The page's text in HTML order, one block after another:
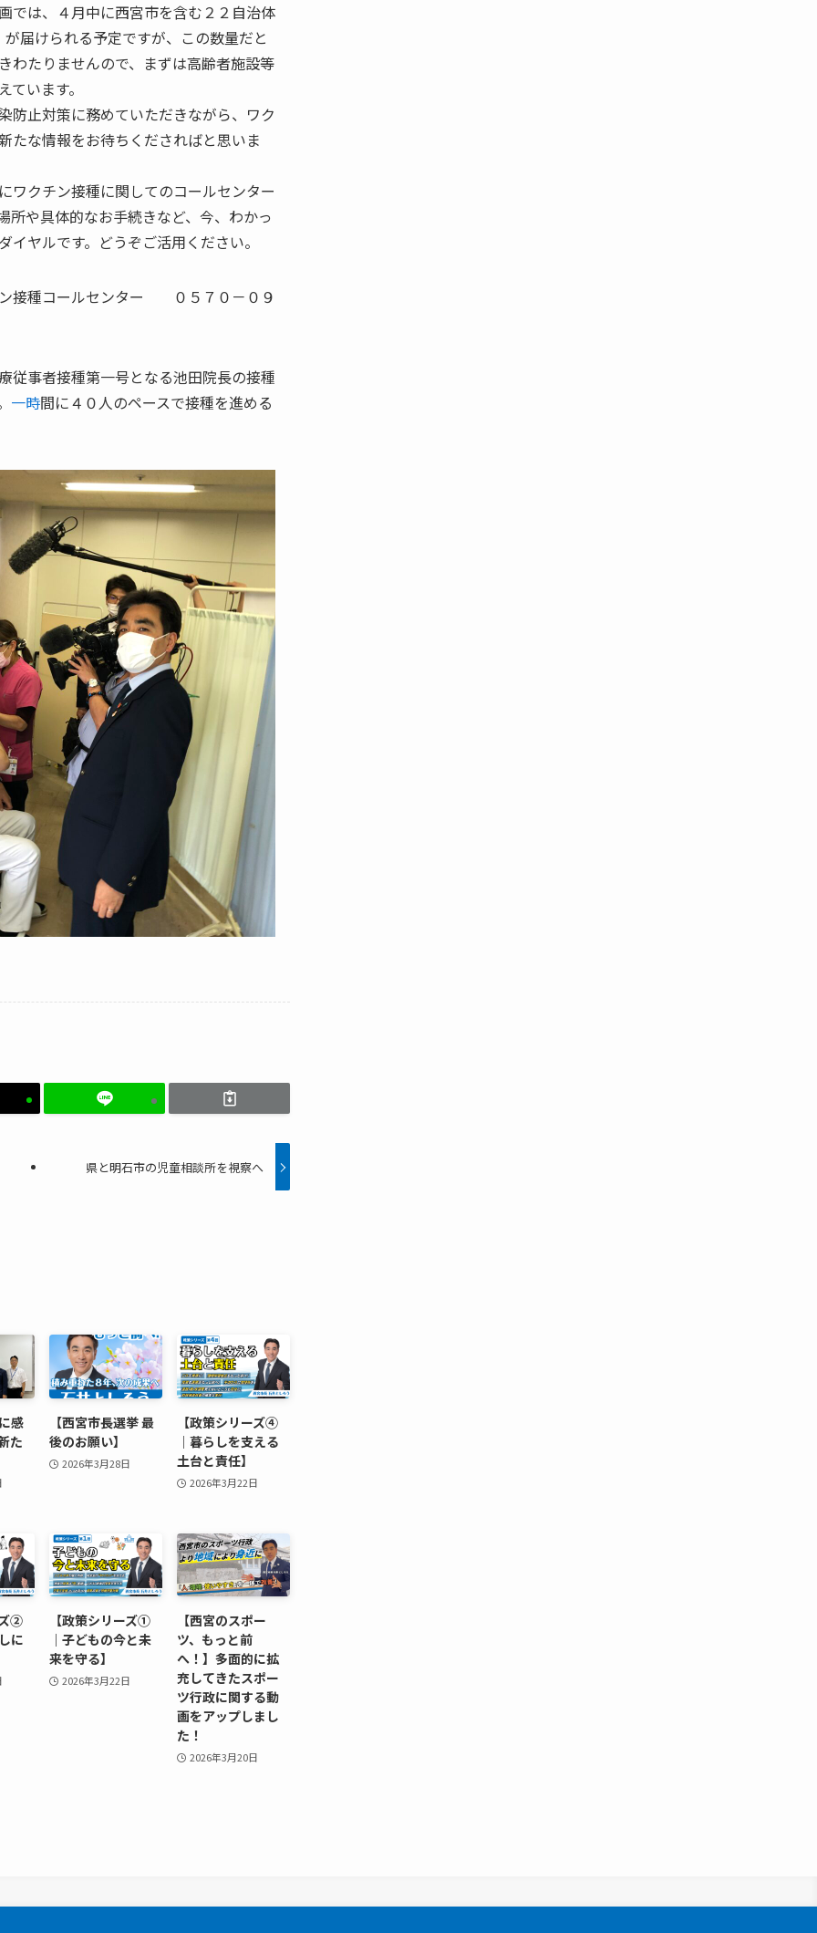
は、４月中に西宮市を含む２２自治体
届けられる予定ですが、この数量だと
わたりませんので、まずは高齢者施設等
います。
止対策に務めていただきながら、ワク
たな情報をお待ちくださればと思いま
クチン接種に関してのコールセンター
所や具体的なお手続きなど、今、わかっ
ヤルです。どうぞご活用ください。
接種コールセンター ０５７０－０９
従事者接種第一号となる池田院長の接種
一時間に４０人のペースで接種を進める
県と明石市の児童相談所を視察へ
感
た
【西宮市長選挙 最
後のお願い】
2026年3月28日
【政策シリーズ④
｜暮らしを支える
土台と責任】
2026年3月22日
②
に
【政策シリーズ①
｜子どもの今と未
来を守る】
2026年3月22日
【西宮のスポー
ツ、もっと前
へ！】多面的に拡
充してきたスポー
ツ行政に関する動
画をアップしまし
た！
2026年3月20日